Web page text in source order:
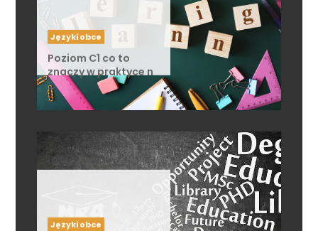
Języki obce
Poziom C1 co to
znaczy w praktyce n
…
Języki obce